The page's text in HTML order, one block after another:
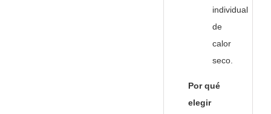
individual
de
calor
seco.
Por qué
elegir